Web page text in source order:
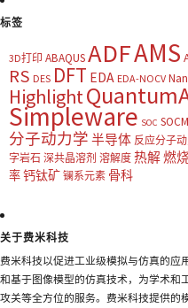
标签
3D打印 ABAQUSADFAMS
RS DES DFT EDA EDA-NOCV
Highlight
Simpleware SOC
分子动力学 半导体 反应分子
字岩石 深共晶溶剂 溶解度 热解燃烧
率钙钛矿 镧系元素 骨科
关于费米科技
费米科技以促进工业级模拟与仿真的应
和基于图像模型的仿真技术，为学术和
攻关等全方位的服务。费米科技提供的